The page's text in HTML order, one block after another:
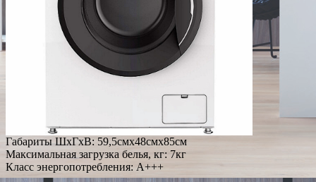
Габариты ШxГxВ: 59,5смx48смx85см
Максимальная загрузка белья, кг: 7кг
Класс энергопотребления: A+++